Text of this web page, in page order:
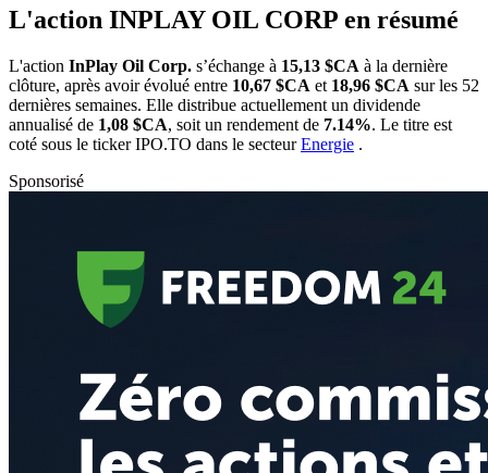
L'action INPLAY OIL CORP en résumé
L'action InPlay Oil Corp. s’échange à 15,13 $CA à la dernière
clôture, après avoir évolué entre 10,67 $CA et 18,96 $CA sur les 52
dernières semaines. Elle distribue actuellement un dividende
annualisé de 1,08 $CA, soit un rendement de 7.14%. Le titre est
coté sous le tickerIPO.TO dans le secteurEnergie .
Sponsorisé